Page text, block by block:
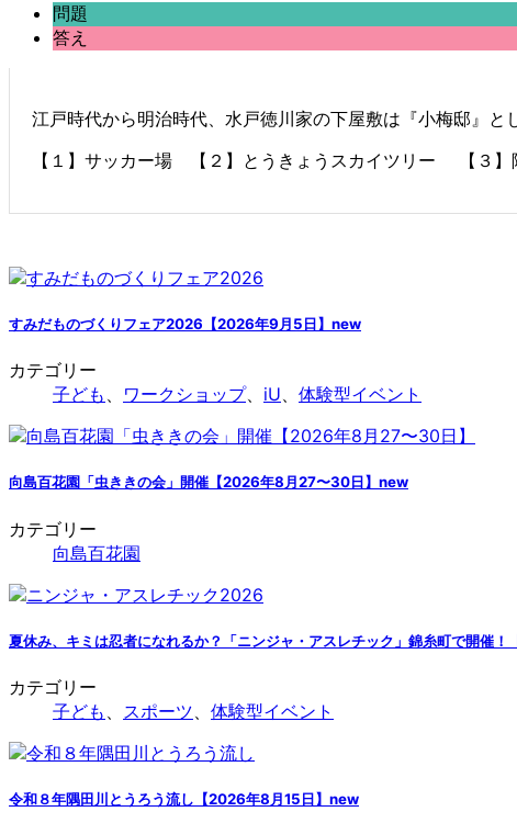
問題
答え
江戸時代から明治時代、水戸徳川家の下屋敷は『小梅邸』
【１】サッカー場 【２】とうきょうスカイツリー 【３
すみだものづくりフェア2026【2026年9月5日】 new
カテゴリー
子ども 、 ワークショップ、 iU、 体験型イベント
向島百花園「虫ききの会」開催【2026年8月27〜30日】 new
カテゴリー
向島百花園
夏休み、キミは忍者になれるか？「ニンジャ・アスレチック」錦糸町で開催！
カテゴリー
子ども
スポーツ 体験型イベント
令和８年隅田川とうろう流し【2026年8月15日】 new